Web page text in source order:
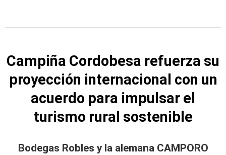
Campiña Cordobesa refuerza su
proyección internacional con un
acuerdo para impulsar el
turismo rural sostenible
Bodegas Robles y la alemana CAMPORO